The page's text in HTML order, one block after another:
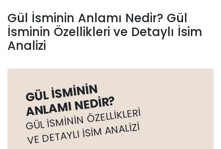
Gül İsminin Anlamı Nedir? Gül
İsminin Özellikleri ve Detaylı İsim
Analizi
GÜL İSMININ
ANLAMI NEDIR?
GÜL İSMININ ÖZELLIKLERI
VE DETAYLI İSIM ANALIZI